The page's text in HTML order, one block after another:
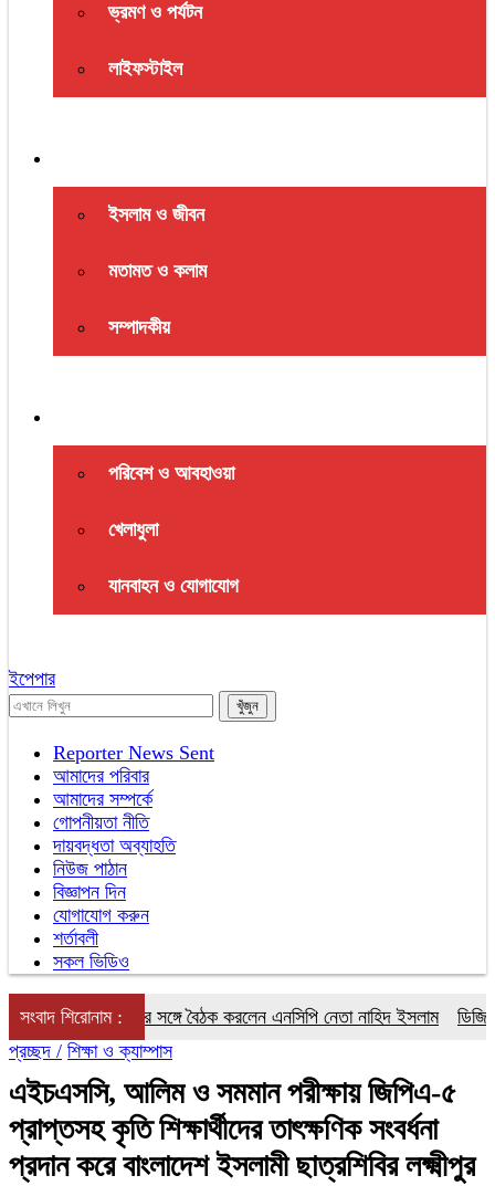
ভ্রমণ ও পর্যটন
লাইফস্টাইল
ইসলাম ও জীবন
মতামত ও কলাম
সম্পাদকীয়
পরিবেশ ও আবহাওয়া
খেলাধুলা
যানবাহন ও যোগাযোগ
ইপেপার
Reporter News Sent
আমাদের পরিবার
আমাদের সম্পর্কে
গোপনীয়তা নীতি
দায়বদ্ধতা অব্যাহতি
নিউজ পাঠান
বিজ্ঞাপন দিন
যোগাযোগ করুন
শর্তাবলী
সকল ভিডিও
সংবাদ শিরোনাম :সঙ্গে বৈঠক করলেন এনসিপি নেতা নাহিদ ইসলাম
ডিজিটাল
প্রচ্ছদ / শিক্ষা ও ক্যাম্পাস
এইচএসসি, আলিম ও সমমান পরীক্ষায় জিপিএ-৫
প্রাপ্তসহ কৃতি শিক্ষার্থীদের তাৎক্ষণিক সংবর্ধনা
প্রদান করে বাংলাদেশ ইসলামী ছাত্রশিবির লক্ষ্মীপুর